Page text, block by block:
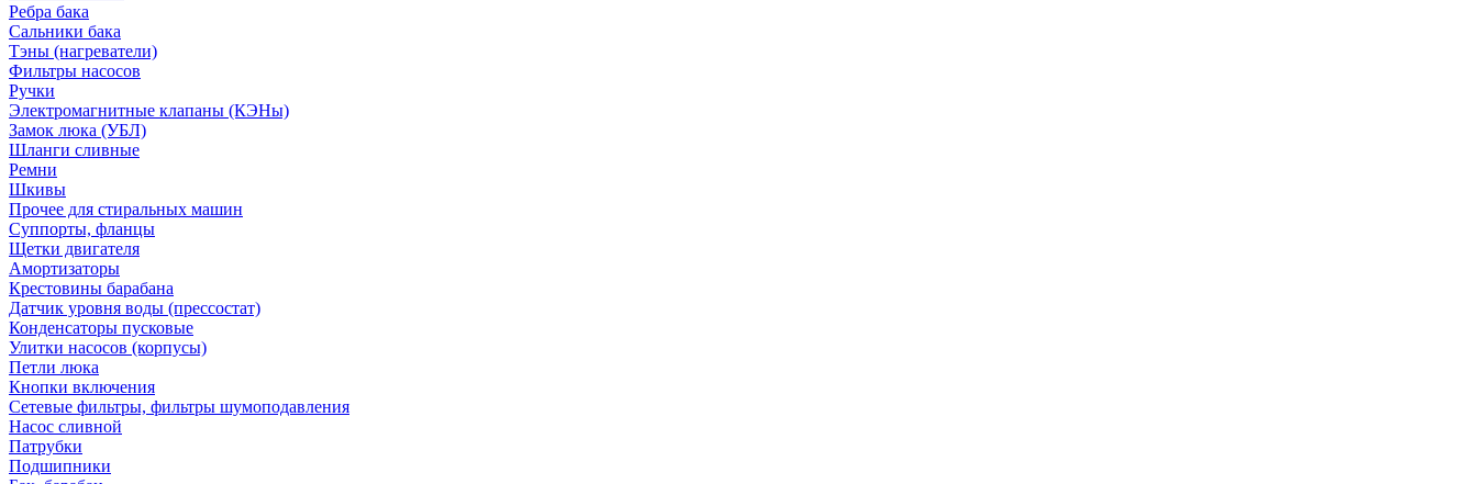
Ребра бака
Сальники бака
Тэны (нагреватели)
Фильтры насосов
Ручки
Электромагнитные клапаны (КЭНы)
Замок люка (УБЛ)
Шланги сливные
Ремни
Шкивы
Прочее для стиральных машин
Суппорты, фланцы
Щетки двигателя
Амортизаторы
Крестовины барабана
Датчик уровня воды (прессостат)
Конденсаторы пусковые
Улитки насосов (корпусы)
Петли люка
Кнопки включения
Сетевые фильтры, фильтры шумоподавления
Насос сливной
Патрубки
Подшипники